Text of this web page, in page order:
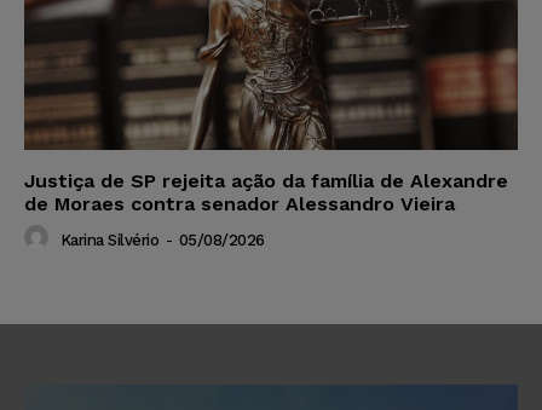
Justiça de SP rejeita ação da família de Alexandre
de Moraes contra senador Alessandro Vieira
Karina Silvério - 05/08/2026